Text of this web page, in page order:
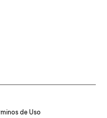
de Uso